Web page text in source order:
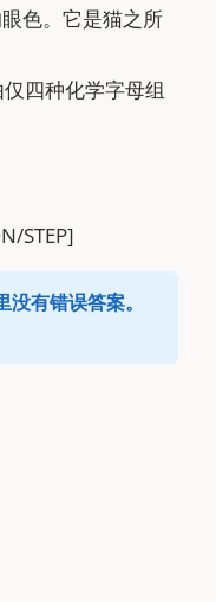
色。它是猫之所
四种化学字母组
STEP]
有错误答案。